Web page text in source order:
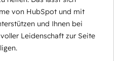
von HubSpot und mit
und Ihnen bei
Leidenschaft zur Seite